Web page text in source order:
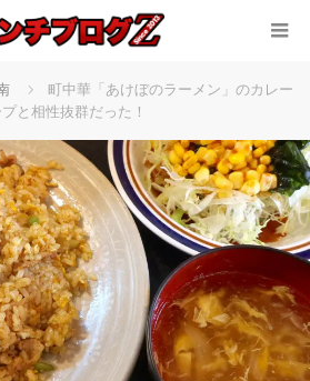
町中華「あけぼのラーメン」のカレー
と相性抜群だった！